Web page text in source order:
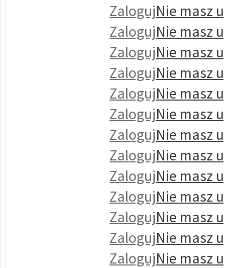
ZalogujNie masz
ZalogujNie masz
ZalogujNie masz
ZalogujNie masz
ZalogujNie masz
ZalogujNie masz
ZalogujNie masz
ZalogujNie masz
ZalogujNie masz
ZalogujNie masz
ZalogujNie masz
ZalogujNie masz
ZalogujNie masz